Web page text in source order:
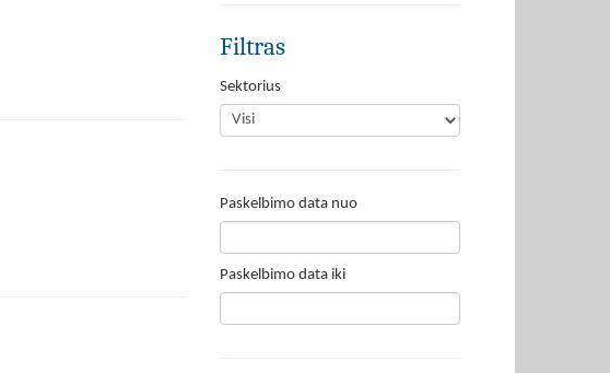
Filtras
Sektorius
Paskelbimo data nuo
Paskelbimo data iki